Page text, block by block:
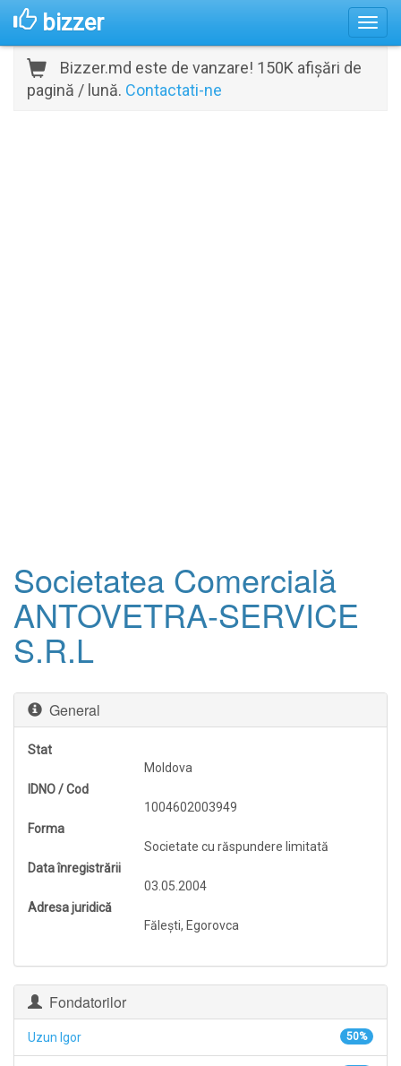
bizzer
Bizzer.md este de vanzare! 150K afișări de
pagină / lună. Contactati-ne
Societatea Comercială
ANTOVETRA-SERVICE
S.R.L
General
Stat
Moldova
IDNO / Cod
1004602003949
Forma
Societate cu răspundere limitată
Data înregistrării
03.05.2004
Adresa juridică
Făleşti, Egorovca
Fondatorilor
Uzun Igor 50%